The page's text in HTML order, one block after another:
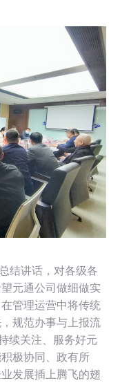
结讲话，对各级各
元通公司做细做实
管理运营中将传统
规范办事与上报流
续关注、服务好元
极协同、政有所
发展插上腾飞的翅